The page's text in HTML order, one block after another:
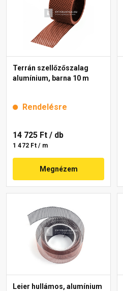
Terrán szellőzőszalag
alumínium, barna 10 m
Rendelésre
14 725 Ft / db
1 472 Ft / m
Megnézem
Leier hullámos, alumínium